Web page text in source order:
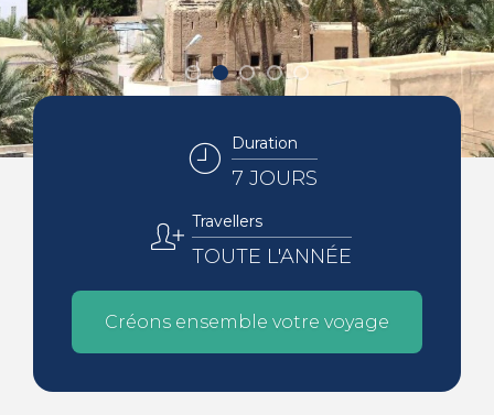
Duration
7 JOURS
Travellers
TOUTE L'ANNÉE
Créons ensemble votre voyage